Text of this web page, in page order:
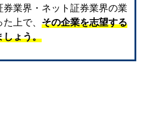
業界・ネット証券業界の業
上で、 その企業を志望する
しょう。